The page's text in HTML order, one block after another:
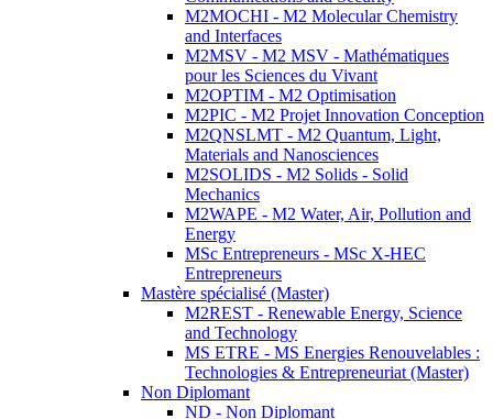
M2MOCHI - M2 Molecular Chemistry
and Interfaces
M2MSV - M2 MSV - Mathématiques
pour les Sciences du Vivant
M2OPTIM - M2 Optimisation
M2PIC - M2 Projet Innovation Conception
M2QNSLMT - M2 Quantum, Light,
Materials and Nanosciences
M2SOLIDS - M2 Solids - Solid
Mechanics
M2WAPE - M2 Water, Air, Pollution and
Energy
MSc Entrepreneurs - MSc X-HEC
Entrepreneurs
Mastère spécialisé (Master)
M2REST - Renewable Energy, Science
and Technology
MS ETRE - MS Energies Renouvelables :
Technologies & Entrepreneuriat (Master)
Non Diplomant
ND - Non Diplomant